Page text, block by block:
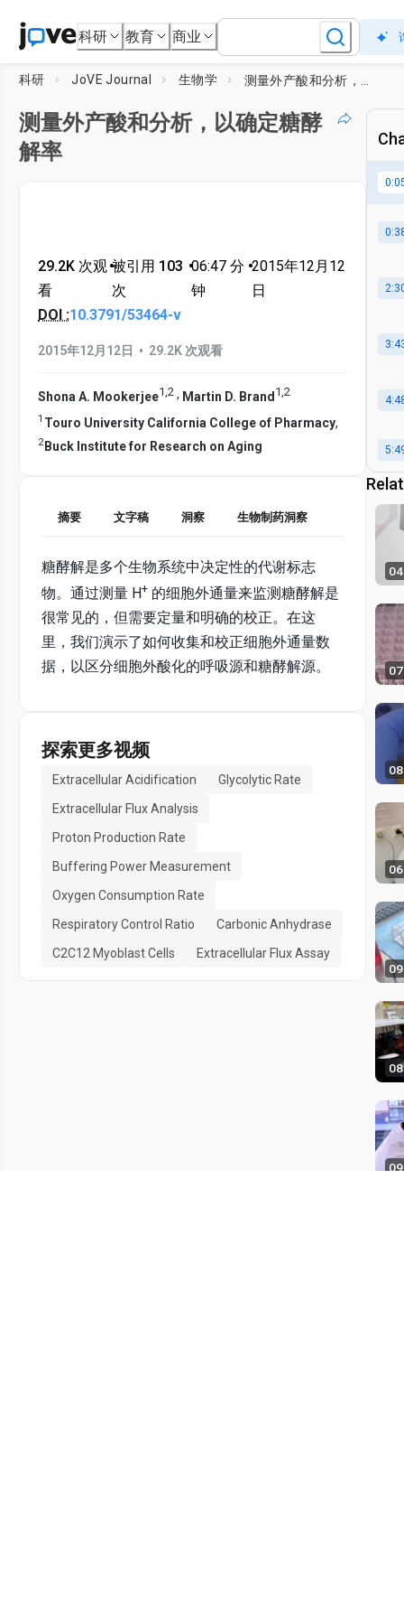
科研 教育 商业
科研 JoVE Journal 生物学
测量外产酸和分析，以确定糖酵
解率
29.2K 次观
看
•被引用 103
次
•06:47 分
钟
•2015年12月12
日
DOI :10.3791/53464-v
2015年12月12日 • 29.2K 次观看
Shona A. Mookerjee1,2 , Martin D. Brand 1,2
1 Touro University California College of Pharmacy,
2 Buck Institute for Research on Aging
摘要 文字稿 洞察 生物制药洞察
糖酵解是多个生物系统中决定性的代谢标志
物。通过测量 H+ 的细胞外通量来监测糖酵解是
很常见的，但需要定量和明确的校正。在这
里，我们演示了如何收集和校正细胞外通量数
据，以区分细胞外酸化的呼吸源和糖酵解源。
探索更多视频
Extracellular Acidification
Glycolytic Rate
Extracellular Flux Analysis
Proton Production Rate
Buffering Power Measurement
Oxygen Consumption Rate
Respiratory Control Ratio
Carbonic Anhydrase
C2C12 Myoblast Cells
Extracellular Flux Assay